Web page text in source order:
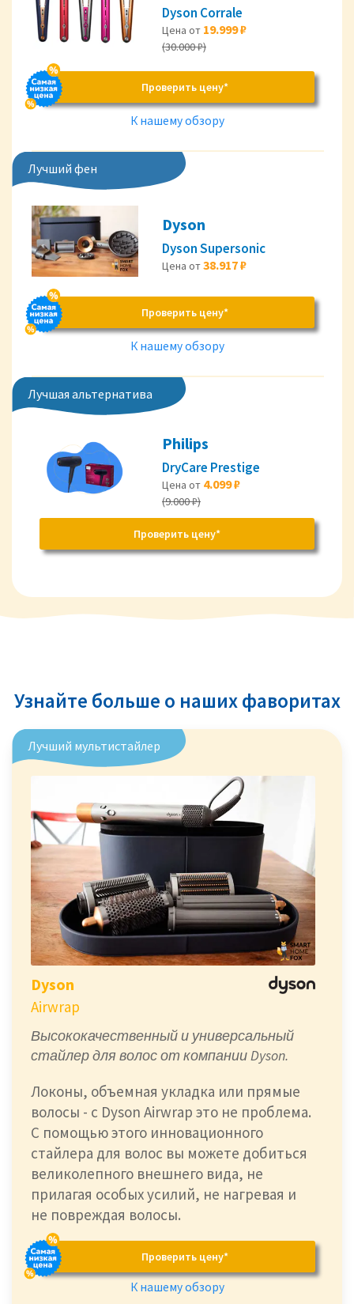
Dyson Corrale
Цена от 19.999 ₽
(30.000 ₽)
Проверить цену*
К нашему обзору
Лучший фен
Dyson
Dyson Supersonic
Цена от38.917 ₽
Проверить цену*
К нашему обзору
Лучшая альтернатива
Philips
DryCare Prestige
Цена от 4.099 ₽
(9.000 ₽)
Проверить цену*
Узнайте больше о наших фаворитах
Лучший мультистайлер
Dyson
Airwrap
Высококачественный и универсальный
стайлер для волос от компании Dyson.
Локоны, объемная укладка или прямые
волосы - с Dyson Airwrap это не проблема.
С помощью этого инновационного
стайлера для волос вы можете добиться
великолепного внешнего вида, не
прилагая особых усилий, не нагревая и
не повреждая волосы.
Проверить цену*
К нашему обзору